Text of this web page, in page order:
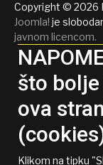
Copyright © 2026
Joomla! je
javnom licencom.
što
ova
Klikom na tipku